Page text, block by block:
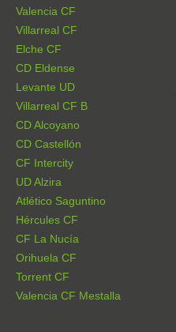
Valencia CF
Villarreal CF
Elche CF
CD Eldense
Levante UD
Villarreal CF B
CD Alcoyano
CD Castellón
CF Intercity
UD Alzira
Atlético Saguntino
Hércules CF
CF La Nucía
Orihuela CF
Torrent CF
Valencia CF Mestalla